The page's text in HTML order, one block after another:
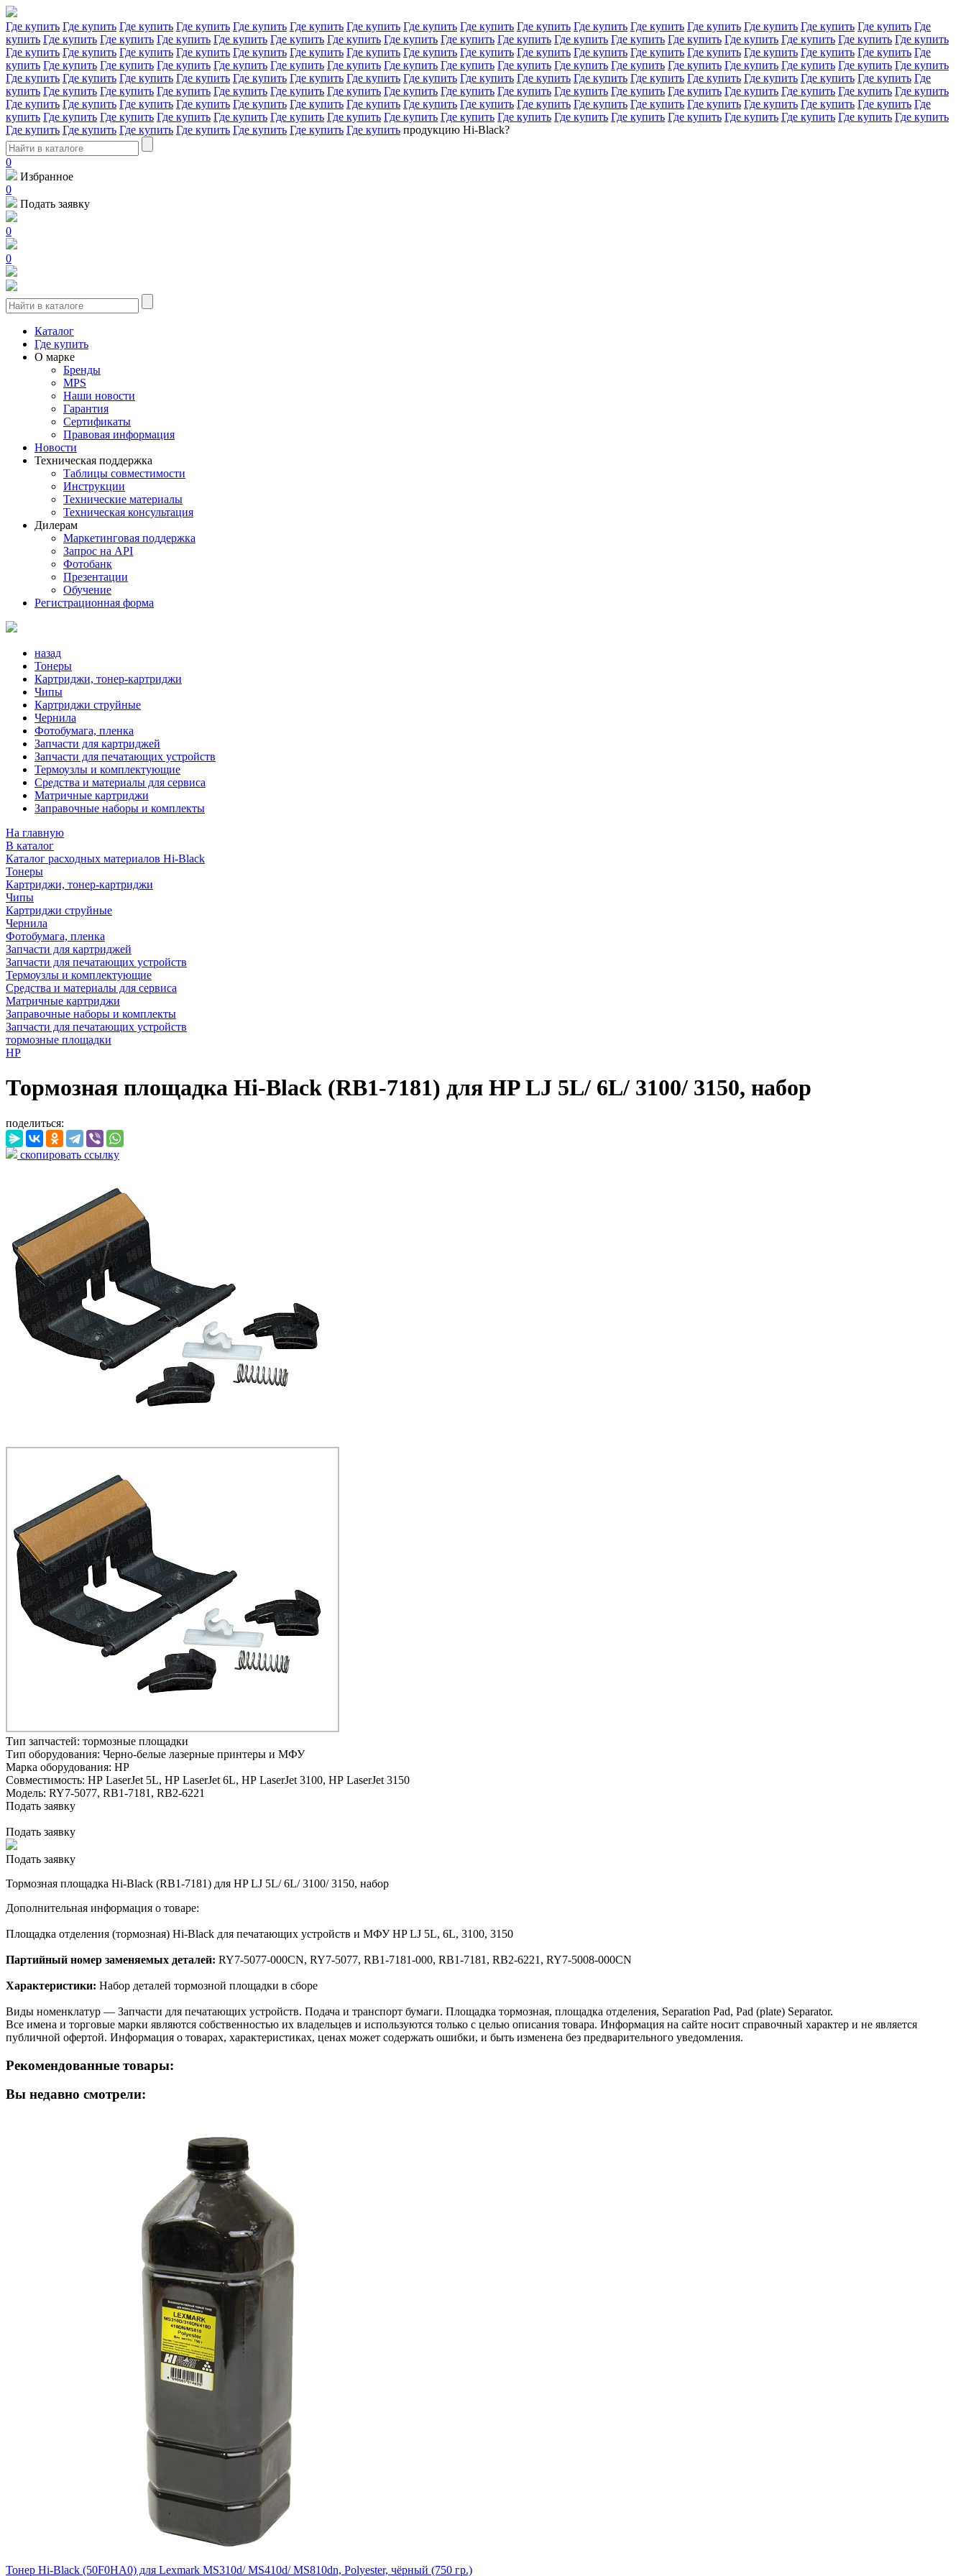
Где купить Где купить Где купить Где купить Где купить Где купить Где купить Где купить Где купить Где купить Где купить Где купить Где купить Где купить Где купить Где купить Где
купить Где купить Где купить Где купить Где купить Где купить Где купить Где купить Где купить Где купить Где купить Где купить Где купить Где купить Где купить Где купить Где купить
Где купить Где купить Где купить Где купить Где купить Где купить Где купить Где купить Где купить Где купить Где купить Где купить Где купить Где купить Где купить Где купить Где
купить Где купить Где купить Где купить Где купить Где купить Где купить Где купить Где купить Где купить Где купить Где купить Где купить Где купить Где купить Где купить Где купить
Где купить Где купить Где купить Где купить Где купить Где купить Где купить Где купить Где купить Где купить Где купить Где купить Где купить Где купить Где купить Где купить Где
купить Где купить Где купить Где купить Где купить Где купить Где купить Где купить Где купить Где купить Где купить Где купить Где купить Где купить Где купить Где купить Где купить
Где купить Где купить Где купить Где купить Где купить Где купить Где купить Где купить Где купить Где купить Где купить Где купить Где купить Где купить Где купить Где купить Где
купить Где купить Где купить Где купить Где купить Где купить Где купить Где купить Где купить Где купить Где купить Где купить Где купить Где купить Где купить Где купить Где купить
Где купить Где купить Где купить Где купить Где купить Где купить Где купить продукцию Hi-Black?
0
Избранное
0
Подать заявку
0
0
Каталог
Где купить
О марке
Бренды
MPS
Наши новости
Гарантия
Сертификаты
Правовая информация
Новости
Техническая поддержка
Таблицы совместимости
Инструкции
Технические материалы
Техническая консультация
Дилерам
Маркетинговая поддержка
Запрос на API
Фотобанк
Презентации
Обучение
Регистрационная форма
назад
Тонеры
Картриджи, тонер-картриджи
Чипы
Картриджи струйные
Чернила
Фотобумага, пленка
Запчасти для картриджей
Запчасти для печатающих устройств
Термоузлы и комплектующие
Средства и материалы для сервиса
Матричные картриджи
Заправочные наборы и комплекты
На главную
В каталог
Каталог расходных материалов Hi-Black
Тонеры
Картриджи, тонер-картриджи
Чипы
Картриджи струйные
Чернила
Фотобумага, пленка
Запчасти для картриджей
Запчасти для печатающих устройств
Термоузлы и комплектующие
Средства и материалы для сервиса
Матричные картриджи
Заправочные наборы и комплекты
Запчасти для печатающих устройств
тормозные площадки
HP
Тормозная площадка Hi-Black (RB1-7181) для HP LJ 5L/ 6L/ 3100/ 3150, набор
поделиться:
скопировать ссылку
Тип запчастей: тормозные площадки
Тип оборудования: Черно-белые лазерные принтеры и МФУ
Марка оборудования: HP
Совместимость: HP LaserJet 5L, HP LaserJet 6L, HP LaserJet 3100, HP LaserJet 3150
Модель: RY7-5077, RB1-7181, RB2-6221
Подать заявку
Подать заявку
Подать заявку
Тормозная площадка Hi-Black (RB1-7181) для HP LJ 5L/ 6L/ 3100/ 3150, набор
Дополнительная информация о товаре:
Площадка отделения (тормозная) Hi-Black для печатающих устройств и МФУ HP LJ 5L, 6L, 3100, 3150
Партийный номер заменяемых деталей: RY7-5077-000CN, RY7-5077, RB1-7181-000, RB1-7181, RB2-6221, RY7-5008-000CN
Характеристики: Набор деталей тормозной площадки в сборе
Виды номенклатур — Запчасти для печатающих устройств. Подача и транспорт бумаги. Площадка тормозная, площадка отделения, Separation Pad, Pad (plate) Separator.
Все имена и торговые марки являются собственностью их владельцев и используются только с целью описания товара. Информация на сайте носит справочный характер и не является
публичной офертой. Информация о товарах, характеристиках, ценах может содержать ошибки, и быть изменена без предварительного уведомления.
Рекомендованные товары:
Вы недавно смотрели:
Тонер Hi-Black (50F0HA0) для Lexmark MS310d/ MS410d/ MS810dn, Polyester, чёрный (750 гр.)